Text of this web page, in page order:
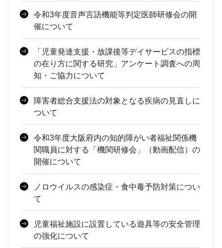
令和3年度音声言語機能等判定医師研修会の開
催について
「児童発達支援・放課後等デイサービスの指標
の在り方に関する研究」アンケート調査への周
知・ご協力について
障害者総合支援法の対象となる疾病の見直しに
ついて
令和3年度大阪府内の知的障がい者福祉関係機
関職員に対する「機関研修会」（動画配信）の
開催について
ノロウイルスの感染症・食中毒予防対策につい
て
児童福祉施設に設置している遊具等の安全管理
の強化について